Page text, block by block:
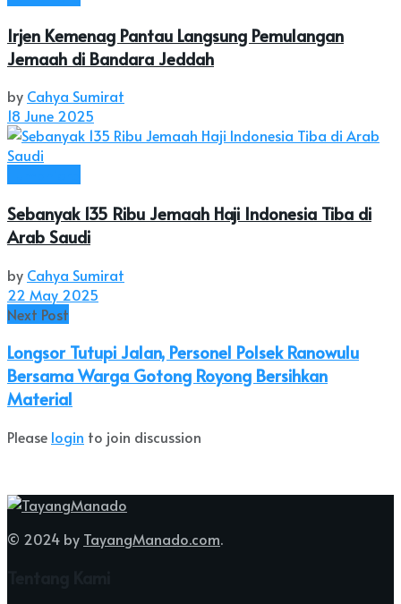
Irjen Kemenag Pantau Langsung Pemulangan
Jemaah di Bandara Jeddah
by Cahya Sumirat
18 June 2025
Sebanyak 135 Ribu Jemaah Haji Indonesia Tiba di
Arab Saudi
by Cahya Sumirat
22 May 2025
Next Post
Longsor Tutupi Jalan, Personel Polsek Ranowulu
Bersama Warga Gotong Royong Bersihkan
Material
Please login to join discussion
© 2024 by TayangManado.com.